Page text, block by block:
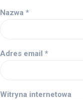
Nazwa *
Adres email *
Witryna internetowa